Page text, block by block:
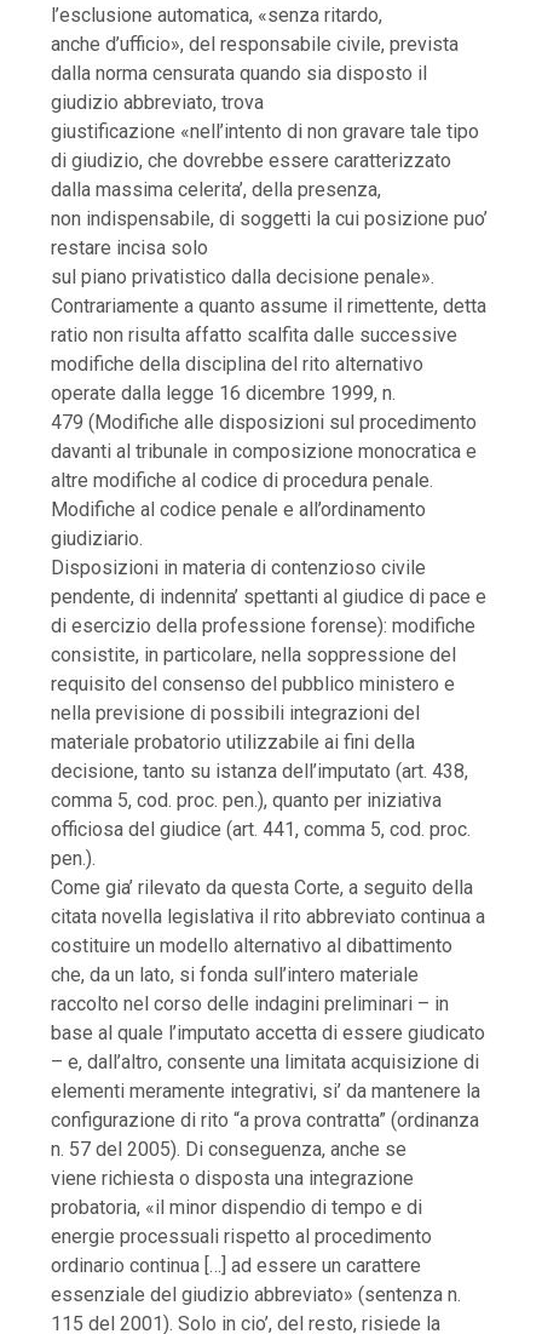
l’esclusione automatica, «senza ritardo,
anche d’ufficio», del responsabile civile, prevista
dalla norma censurata quando sia disposto il
giudizio abbreviato, trova
giustificazione «nell’intento di non gravare tale tipo
di giudizio, che dovrebbe essere caratterizzato
dalla massima celerita’, della presenza,
non indispensabile, di soggetti la cui posizione puo’
restare incisa solo
sul piano privatistico dalla decisione penale».
Contrariamente a quanto assume il rimettente, detta
ratio non risulta affatto scalfita dalle successive
modifiche della disciplina del rito alternativo
operate dalla legge 16 dicembre 1999, n.
479 (Modifiche alle disposizioni sul procedimento
davanti al tribunale in composizione monocratica e
altre modifiche al codice di procedura penale.
Modifiche al codice penale e all’ordinamento
giudiziario.
Disposizioni in materia di contenzioso civile
pendente, di indennita’ spettanti al giudice di pace e
di esercizio della professione forense): modifiche
consistite, in particolare, nella soppressione del
requisito del consenso del pubblico ministero e
nella previsione di possibili integrazioni del
materiale probatorio utilizzabile ai fini della
decisione, tanto su istanza dell’imputato (art. 438,
comma 5, cod. proc. pen.), quanto per iniziativa
officiosa del giudice (art. 441, comma 5, cod. proc.
pen.).
Come gia’ rilevato da questa Corte, a seguito della
citata novella legislativa il rito abbreviato continua a
costituire un modello alternativo al dibattimento
che, da un lato, si fonda sull’intero materiale
raccolto nel corso delle indagini preliminari – in
base al quale l’imputato accetta di essere giudicato
– e, dall’altro, consente una limitata acquisizione di
elementi meramente integrativi, si’ da mantenere la
configurazione di rito “a prova contratta” (ordinanza
n. 57 del 2005). Di conseguenza, anche se
viene richiesta o disposta una integrazione
probatoria, «il minor dispendio di tempo e di
energie processuali rispetto al procedimento
ordinario continua […] ad essere un carattere
essenziale del giudizio abbreviato» (sentenza n.
115 del 2001). Solo in cio’, del resto, risiede la